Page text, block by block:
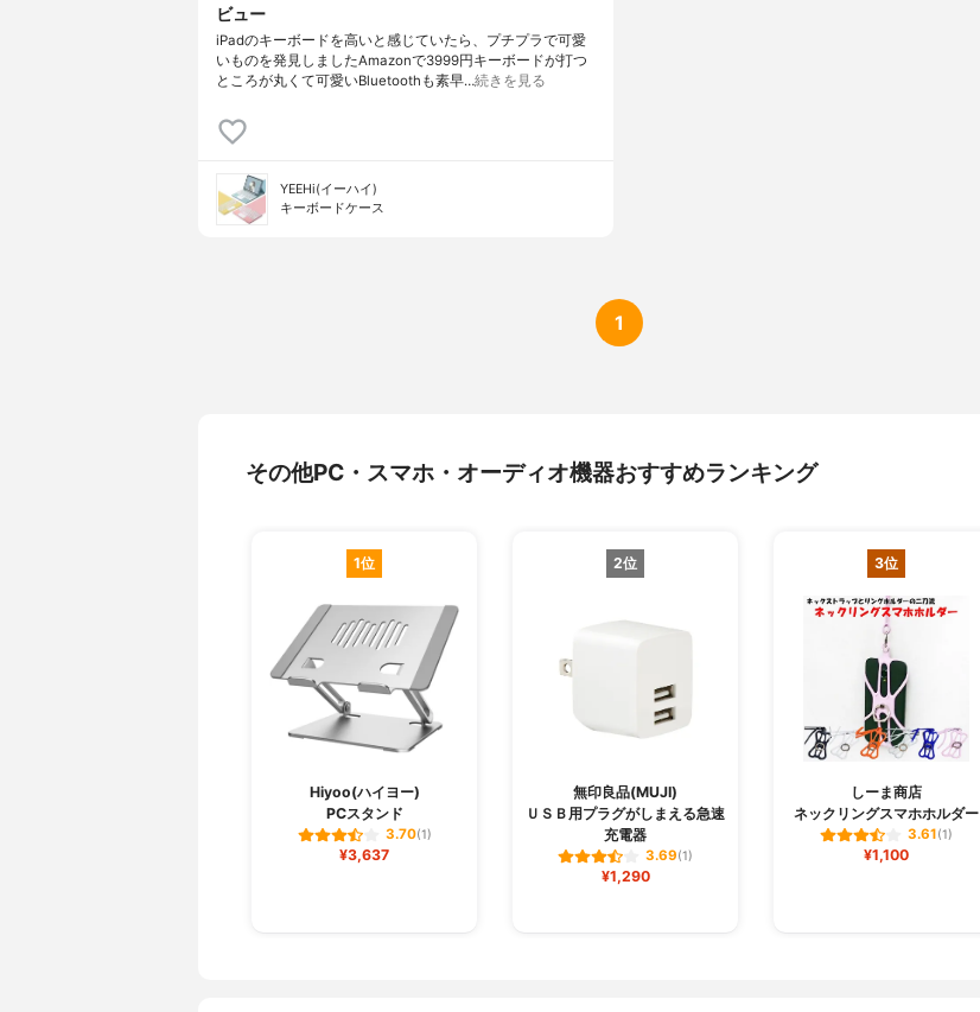
ビュー
iPadのキーボードを高いと感じていたら、プチプラで可愛
いものを発見しましたAmazonで3999円キーボードが打つ
ところが丸くて可愛いBluetoothも素早…続きを見る
YEEHi(イーハイ)
キーボードケース
1
その他PC・スマホ・オーディオ機器おすすめランキング
1位
Hiyoo(ハイヨー)
PCスタンド
3.70(1)
¥3,637
2位
無印良品(MUJI)
ＵＳＢ用プラグがしまえる急速
充電器
3.69(1)
¥1,290
3位
しーま商店
ネックリングスマホホルダー
3.61(1)
¥1,100